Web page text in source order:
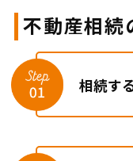
不動産相続
相続す